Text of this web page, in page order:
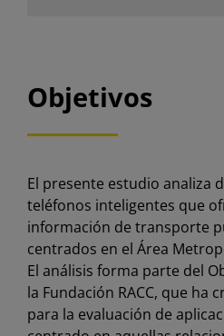
Objetivos
El presente estudio analiza
teléfonos inteligentes que
información de transporte
centrados en el Área
El análisis forma parte del
la Fundación RACC, que ha
para la evaluación de